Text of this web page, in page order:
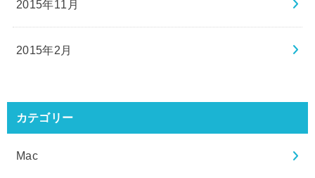
2015年11月
2015年2月
カテゴリー
Mac